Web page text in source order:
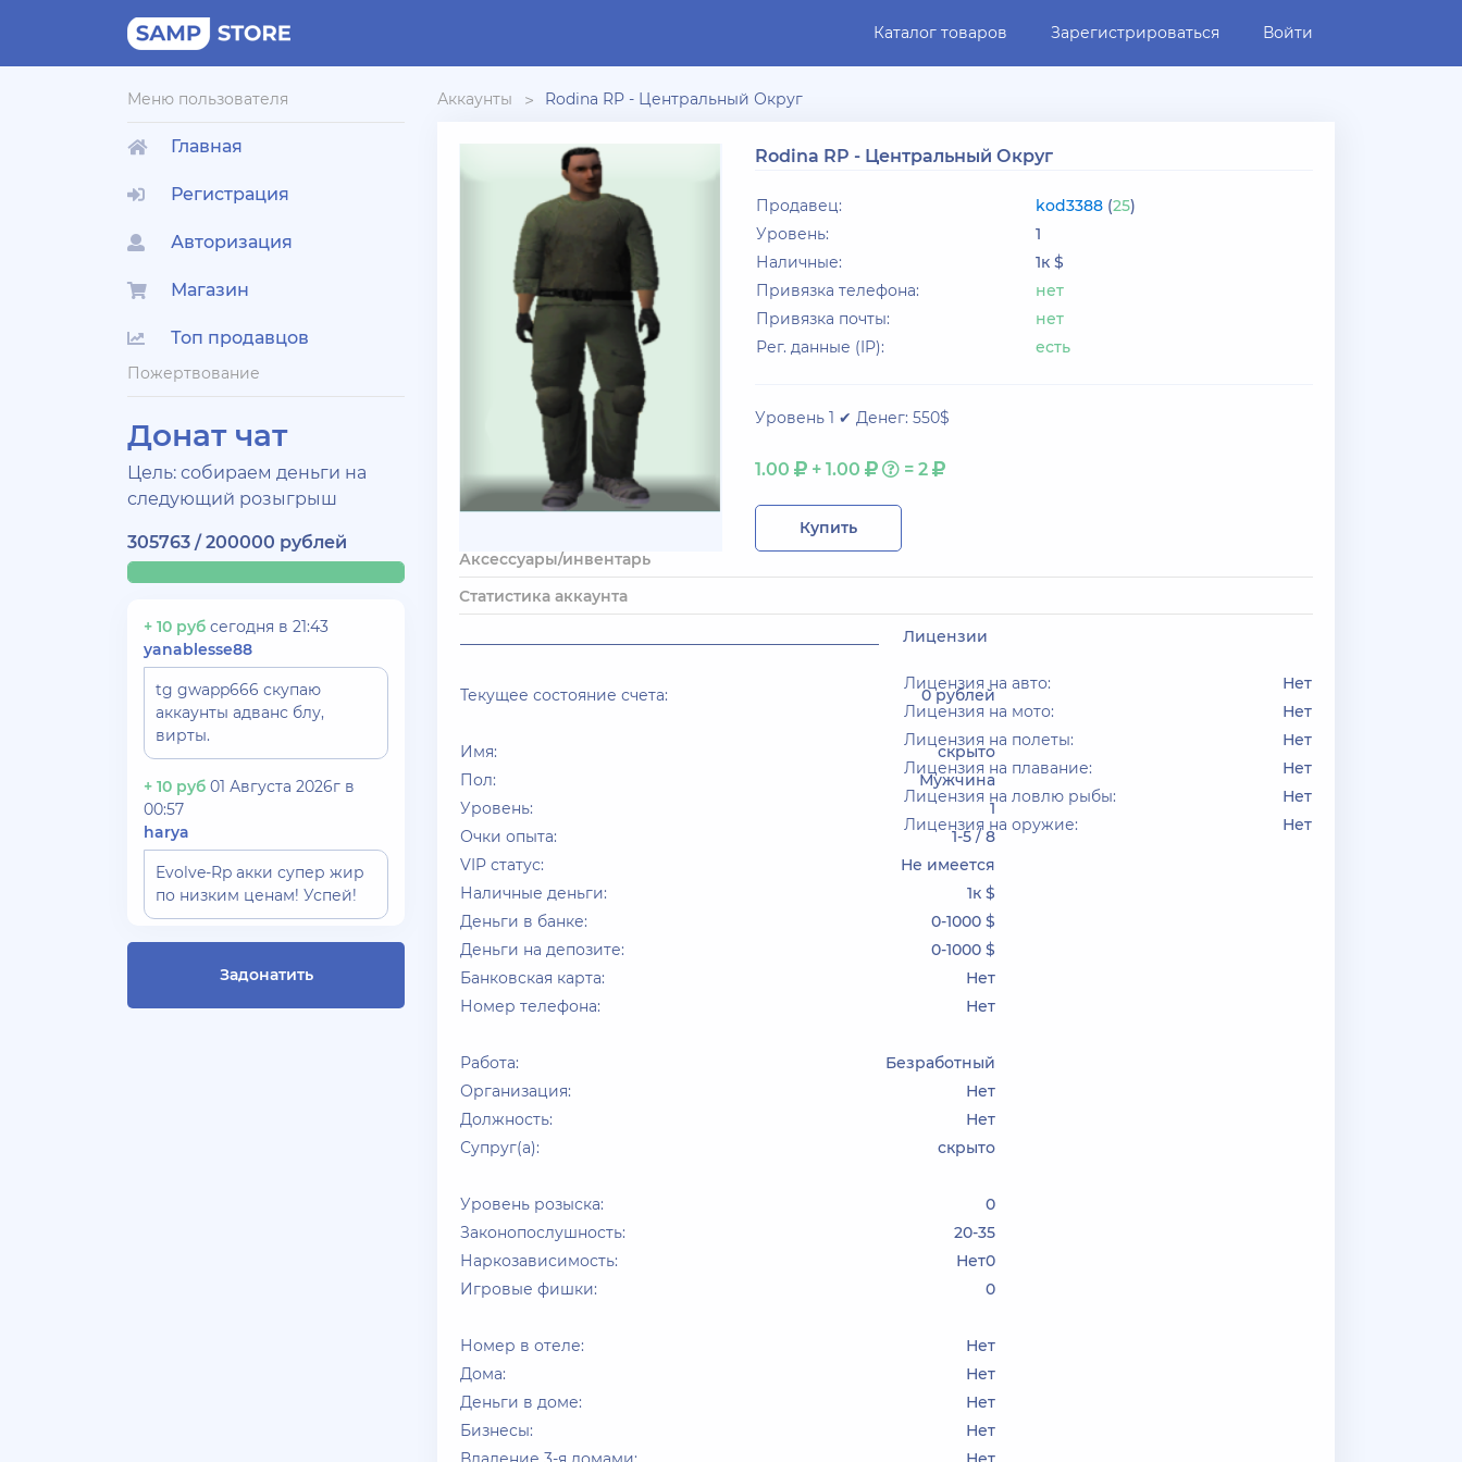
Каталог товаров Зарегистрироваться Войти
Меню пользователя
Главная
Регистрация
Авторизация
Магазин
Топ продавцов
Пожертвование
Донат чат
Цель: собираем деньги на
следующий розыгрыш
305763 / 200000 рублей
+ 10 руб сегодня в 21:43
yanablesse88
tg gwapp666 скупаю
аккаунты адванс блу,
вирты.
+ 10 руб 01 Августа 2026г в
00:57
harya
Evolve-Rp акки супер жир
по низким ценам! Успей!
+ 10 руб 30 Июля 2026г в 17:26
СКУПАЮ АККАУНТЫ БЛЕК
Задонатить
Аккаунты Rodina RP - Центральный Округ
Rodina RP - Центральный Округ
Продавец: kod3388(25)
Уровень:
1
Наличные:
1к $
Привязка телефона:
нет
Привязка почты:
нет
Рег. данные (IP):
есть
Уровень 1 ✔ Денег: 550$
1.00 + 1.00 = 2
Купить
Аксессуары/инвентарь
Статистика аккаунта
Текущее состояние счета: 0 рублей
Имя:
скрыто
Пол:
Мужчина
Уровень:
1
Очки опыта:
1-5 / 8
VIP статус:
Не имеется
Наличные деньги:
1к $
Деньги в банке:
0-1000 $
Деньги на депозите:
0-1000 $
Банковская карта:
Нет
Номер телефона:
Нет
Работа:
Безработный
Организация:
Нет
Должность:
Нет
Супруг(а):
скрыто
Уровень розыска:
0
Законопослушность:
20-35
Наркозависимость:
Нет0
Игровые фишки:
0
Номер в отеле:
Нет
Дома:
Нет
Деньги в доме:
Нет
Бизнесы:
Нет
Лицензии
Лицензия на авто:
Нет
Лицензия на мото:
Нет
Лицензия на полеты:
Нет
Лицензия на плавание:
Нет
Лицензия на ловлю рыбы:
Нет
Лицензия на оружие:
Нет